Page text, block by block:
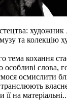
та колекцію
тема кохання
слова,
осмислити
транслюють
на